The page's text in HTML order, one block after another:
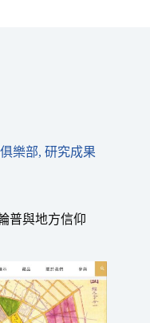
樂部, 研究成果
普與地方信仰